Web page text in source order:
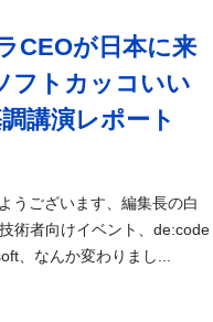
CEOが日本に来
フトカッコいい
講演レポート
うございます、編集長の白
術者向けイベント、de:code
、なんか変わりまし...